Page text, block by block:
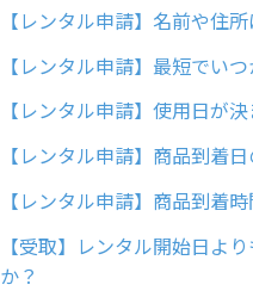
【レンタル申請】名前や住
【レンタル申請】最短でい
【レンタル申請】使用日が
【レンタル申請】商品到着
【レンタル申請】商品到着
【受取】レンタル開始日よ
か？